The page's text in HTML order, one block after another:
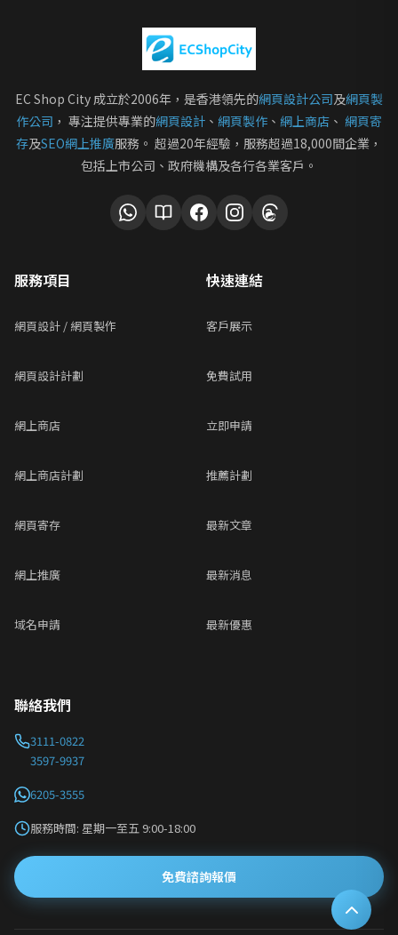
EC Shop City 成立於2006年，是香港領先的網頁設計公司及網頁製
作公司 ， 專注提供專業的網頁設計 、 網頁製作 、 網上商店 、 網頁寄
存及SEO網上推廣服務。 超過20年經驗，服務超過18,000間企業，
包括上市公司、政府機構及各行各業客戶。
服務項目
網頁設計 / 網頁製作
網頁設計計劃
網上商店
網上商店計劃
網頁寄存
網上推廣
域名申請
快速連結
客戶展示
免費試用
立即申請
推薦計劃
最新文章
最新消息
最新優惠
聯絡我們
3111-0822
3597-9937
6205-3555
服務時間: 星期一至五 9:00-18:00
免費諮詢報價